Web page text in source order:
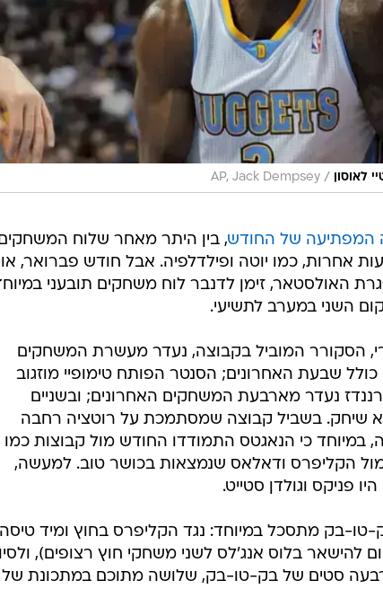
לאוסון /
AP, Jack Dempsey
המפתיעה של החודש, בין היתר מאחר שלוח
אחרות, כמו יוטה ופילדלפיה. אבל חודש פברואר, או
האולסטאר, זימן לדנבר לוח משחקים תובעני
השני במערב לתשיעי.
הסקורר המוביל בקבוצה, נעדר מעשרת המשחקים
היעיל פספס 8 משחקים כולל שבעת האחרונים; הסנטר הפותח טימופיי מוזגוב
נעדר מארבעת המשחקים האחרונים; ובשניים
לא שיחק. בשביל קבוצה שמסתמכת על רוטציה רחבה
במיוחד כי הנאגטס התמודדו החודש מול קבוצות כמו
הקליפרס ודאלאס שנמצאות בכושר טוב. למעשה,
פניקס וגולדן סטייט.
בק מתסכל במיוחד: נגד הקליפרס בחוץ ומיד טיסה
להישאר בלוס אנג'לס לשני משחקי חוץ רצופים),
סטים של בק-טו-בק, שלושה מתוכם במתכונת של